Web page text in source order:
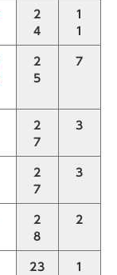
2
4
1
1
2
5
7
2
7
3
2
7
3
2
8
2
23
1